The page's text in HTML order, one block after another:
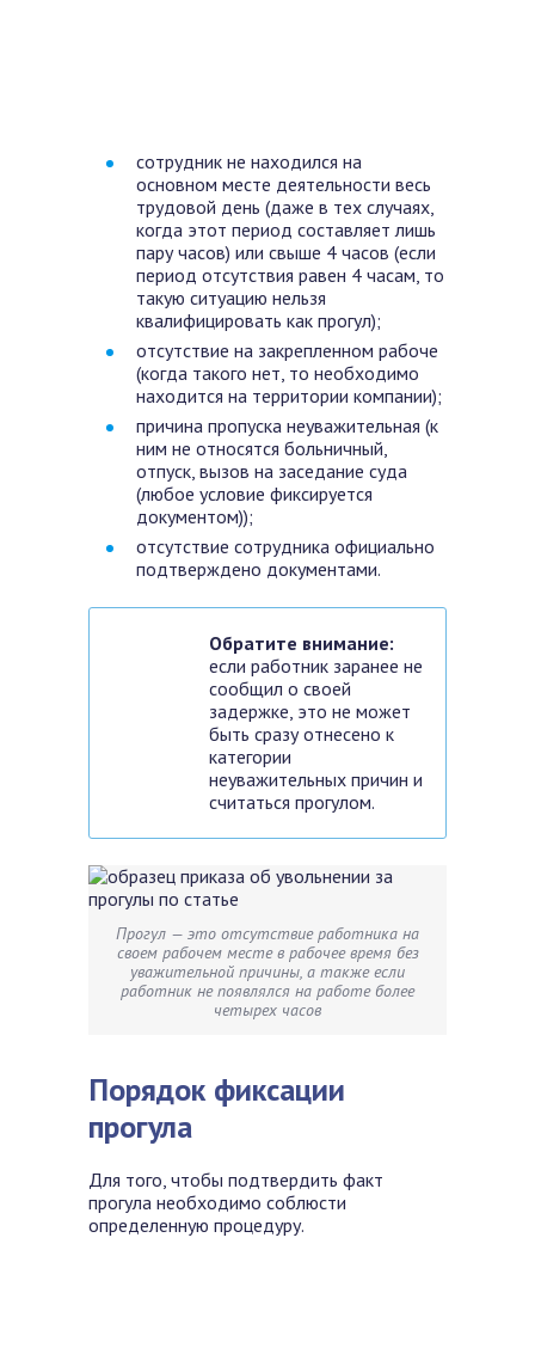
сотрудник не находился на
основном месте деятельности весь
трудовой день (даже в тех случаях,
когда этот период составляет лишь
пару часов) или свыше 4 часов (если
период отсутствия равен 4 часам, то
такую ситуацию нельзя
квалифицировать как прогул);
отсутствие на закрепленном рабоче
(когда такого нет, то необходимо
находится на территории компании);
причина пропуска неуважительная (к
ним не относятся больничный,
отпуск, вызов на заседание суда
(любое условие фиксируется
документом));
отсутствие сотрудника официально
подтверждено документами.
Обратите внимание:
если работник заранее не
сообщил о своей
задержке, это не может
быть сразу отнесено к
категории
неуважительных причин и
считаться прогулом.
Прогул — это отсутствие работника на
своем рабочем месте в рабочее время без
уважительной причины, а также если
работник не появлялся на работе более
четырех часов
Порядок фиксации
прогула
Для того, чтобы подтвердить факт
прогула необходимо соблюсти
определенную процедуру.